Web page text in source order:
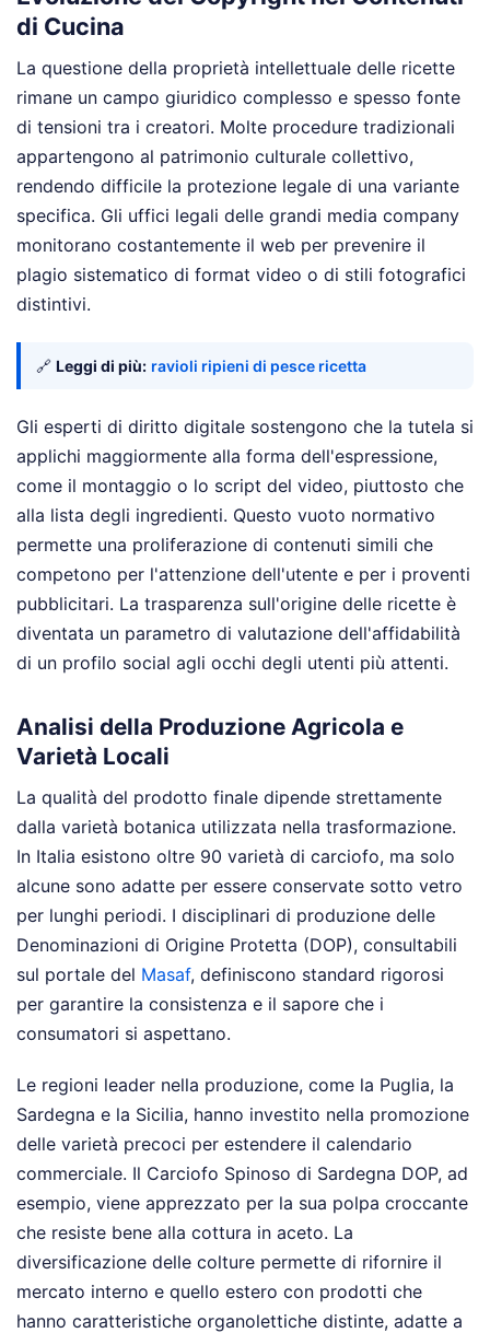
di Cucina
La questione della proprietà intellettuale delle ricette
rimane un campo giuridico complesso e spesso fonte
di tensioni tra i creatori. Molte procedure tradizionali
appartengono al patrimonio culturale collettivo,
rendendo difficile la protezione legale di una variante
specifica. Gli uffici legali delle grandi media company
monitorano costantemente il web per prevenire il
plagio sistematico di format video o di stili fotografici
distintivi.
🔗 Leggi di più: ravioli ripieni di pesce ricetta
Gli esperti di diritto digitale sostengono che la tutela si
applichi maggiormente alla forma dell'espressione,
come il montaggio o lo script del video, piuttosto che
alla lista degli ingredienti. Questo vuoto normativo
permette una proliferazione di contenuti simili che
competono per l'attenzione dell'utente e per i proventi
pubblicitari. La trasparenza sull'origine delle ricette è
diventata un parametro di valutazione dell'affidabilità
di un profilo social agli occhi degli utenti più attenti.
Analisi della Produzione Agricola e
Varietà Locali
La qualità del prodotto finale dipende strettamente
dalla varietà botanica utilizzata nella trasformazione.
In Italia esistono oltre 90 varietà di carciofo, ma solo
alcune sono adatte per essere conservate sotto vetro
per lunghi periodi. I disciplinari di produzione delle
Denominazioni di Origine Protetta (DOP), consultabili
sul portale del Masaf, definiscono standard rigorosi
per garantire la consistenza e il sapore che i
consumatori si aspettano.
Le regioni leader nella produzione, come la Puglia, la
Sardegna e la Sicilia, hanno investito nella promozione
delle varietà precoci per estendere il calendario
commerciale. Il Carciofo Spinoso di Sardegna DOP, ad
esempio, viene apprezzato per la sua polpa croccante
che resiste bene alla cottura in aceto. La
diversificazione delle colture permette di rifornire il
mercato interno e quello estero con prodotti che
hanno caratteristiche organolettiche distinte, adatte a